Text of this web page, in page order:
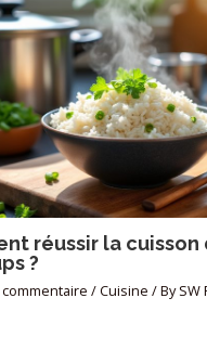
réussir la cuisson
?
/Cuisine / BySW